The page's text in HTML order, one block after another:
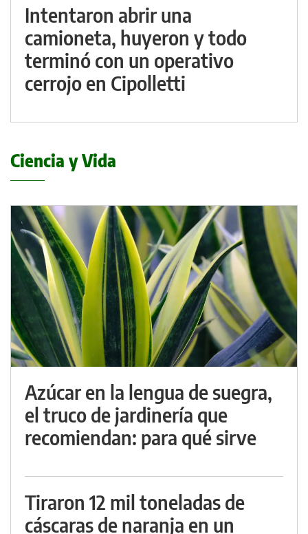
Intentaron abrir una
camioneta, huyeron y todo
terminó con un operativo
cerrojo en Cipolletti
Ciencia y Vida
Azúcar en la lengua de suegra,
el truco de jardinería que
recomiendan: para qué sirve
Tiraron 12 mil toneladas de
cáscaras de naranja en un